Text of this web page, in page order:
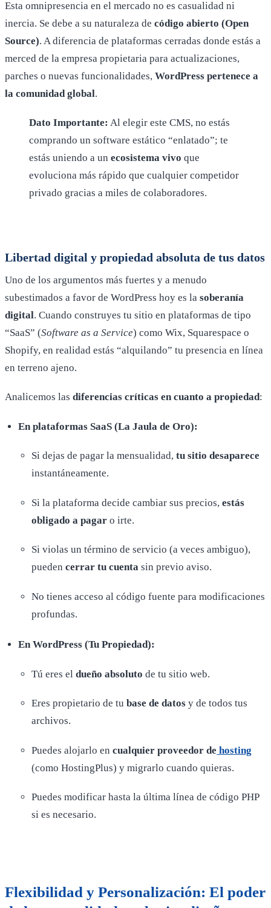
Esta omnipresencia en el mercado no es casualidad ni
inercia. Se debe a su naturaleza de código abierto (Open
Source). A diferencia de plataformas cerradas donde estás a
merced de la empresa propietaria para actualizaciones,
parches o nuevas funcionalidades, WordPress pertenece a
la comunidad global.
Dato Importante: Al elegir este CMS, no estás
comprando un software estático “enlatado”; te
estás uniendo a un ecosistema vivo que
evoluciona más rápido que cualquier competidor
privado gracias a miles de colaboradores.
Libertad digital y propiedad absoluta de tus datos
Uno de los argumentos más fuertes y a menudo
subestimados a favor de WordPress hoy es la soberanía
digital. Cuando construyes tu sitio en plataformas de tipo
“SaaS” (Software as a Service) como Wix, Squarespace o
Shopify, en realidad estás “alquilando” tu presencia en línea
en terreno ajeno.
Analicemos las diferencias críticas en cuanto a propiedad:
En plataformas SaaS (La Jaula de Oro):
Si dejas de pagar la mensualidad,tu sitio desaparece
instantáneamente.
Si la plataforma decide cambiar sus precios,estás
obligado a pagar o irte.
Si violas un término de servicio (a veces ambiguo),
puedencerrar tu cuenta sin previo aviso.
No tienes acceso al código fuente para modificaciones
profundas.
En WordPress (Tu Propiedad):
Tú eres eldueño absoluto de tu sitio web.
Eres propietario de tubase de datos y de todos tus
archivos.
Puedes alojarlo encualquier proveedor de hosting
(como HostingPlus) y migrarlo cuando quieras.
Puedes modificar hasta la última línea de código PHP
si es necesario.
Flexibilidad y Personalización: El poder